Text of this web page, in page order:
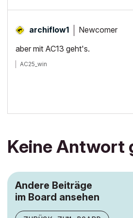
archiflow1 Newcomer
aber mit AC13 geht's.
AC25_win
Keine Antwort
Andere Beiträge
im Board ansehen